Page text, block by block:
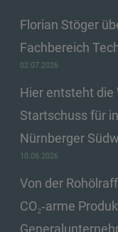
Florian Stöger
Fachbereich
02.07.2026
Hier entsteht die
Startschuss für
Nürnberger
10.06.2026
Von der
CO₂‑arme